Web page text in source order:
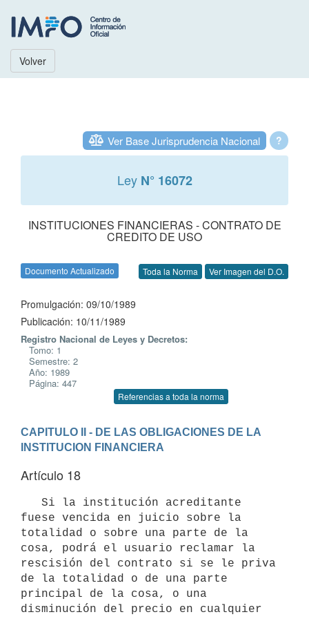
Volver
?
Ver Base Jurisprudencia Nacional
Ley N° 16072
INSTITUCIONES FINANCIERAS - CONTRATO DE
CREDITO DE USO
Documento Actualizado Toda la Norma Ver Imagen del D.O.
Promulgación: 09/10/1989
Publicación: 10/11/1989
Registro Nacional de Leyes y Decretos:
Tomo: 1
Semestre: 2
Año: 1989
Página: 447
Referencias a toda la norma
CAPITULO II - DE LAS OBLIGACIONES DE LA
INSTITUCION FINANCIERA
Artículo 18
fuese vencida en juicio sobre la
totalidad o sobre una parte de la
cosa, podrá el usuario reclamar la
rescisión del contrato si se le priva
de la totalidad o de una parte
principal de la cosa, o una
disminución del precio en cualquier